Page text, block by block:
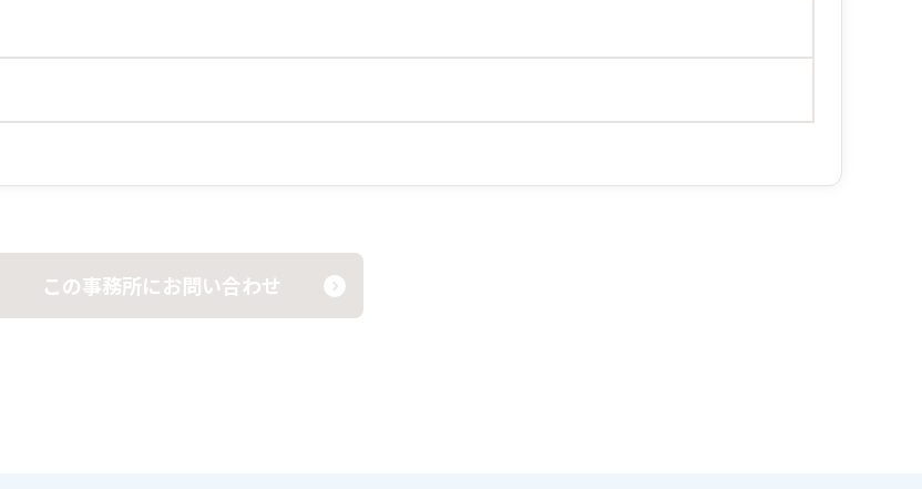
この事務所にお問い合わせ